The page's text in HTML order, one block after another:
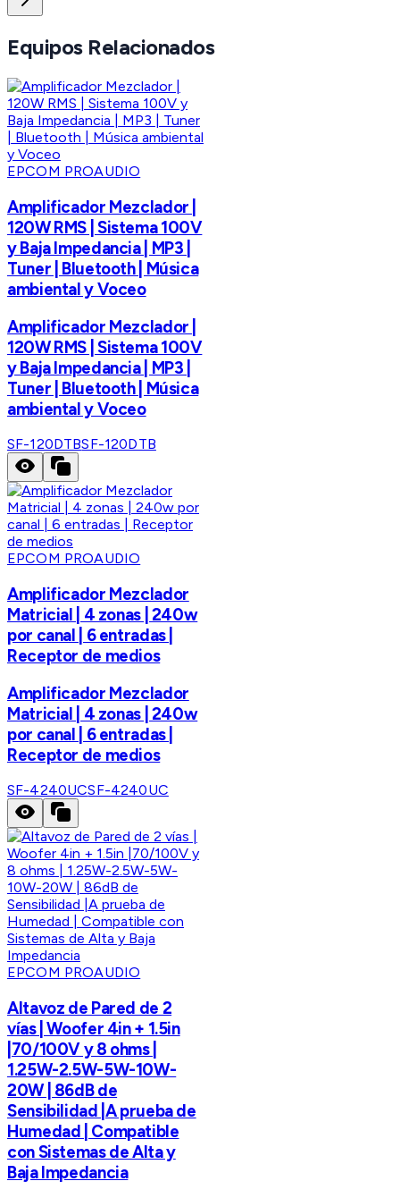
Equipos Relacionados
EPCOM PROAUDIO
Amplificador Mezclador |
120W RMS | Sistema 100V
y Baja Impedancia | MP3 |
Tuner | Bluetooth | Música
ambiental y Voceo
Amplificador Mezclador |
120W RMS | Sistema 100V
y Baja Impedancia | MP3 |
Tuner | Bluetooth | Música
ambiental y Voceo
SF-120DTBSF-120DTB
EPCOM PROAUDIO
Amplificador Mezclador
Matricial | 4 zonas | 240w
por canal | 6 entradas |
Receptor de medios
Amplificador Mezclador
Matricial | 4 zonas | 240w
por canal | 6 entradas |
Receptor de medios
SF-4240UCSF-4240UC
EPCOM PROAUDIO
Altavoz de Pared de 2
vías | Woofer 4in + 1.5in
|70/100V y 8 ohms |
1.25W-2.5W-5W-10W-
20W | 86dB de
Sensibilidad |A prueba de
Humedad | Compatible
con Sistemas de Alta y
Baja Impedancia